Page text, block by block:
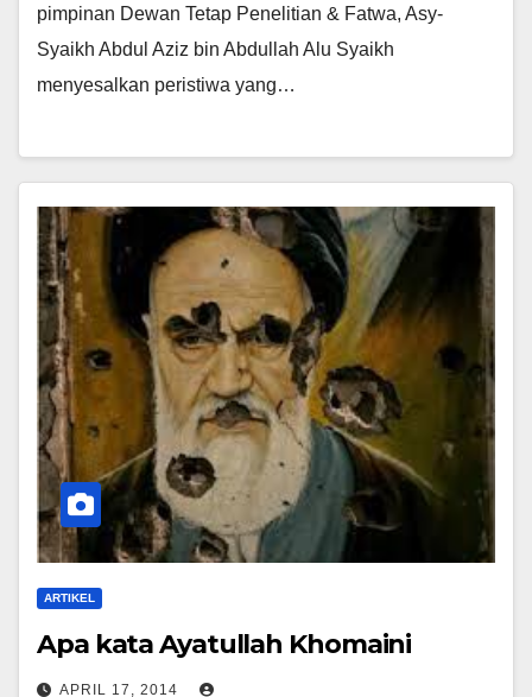
pimpinan Dewan Tetap Penelitian & Fatwa, Asy-
Syaikh Abdul Aziz bin Abdullah Alu Syaikh
menyesalkan peristiwa yang…
ARTIKEL
Apa kata Ayatullah Khomaini
APRIL 17, 2014